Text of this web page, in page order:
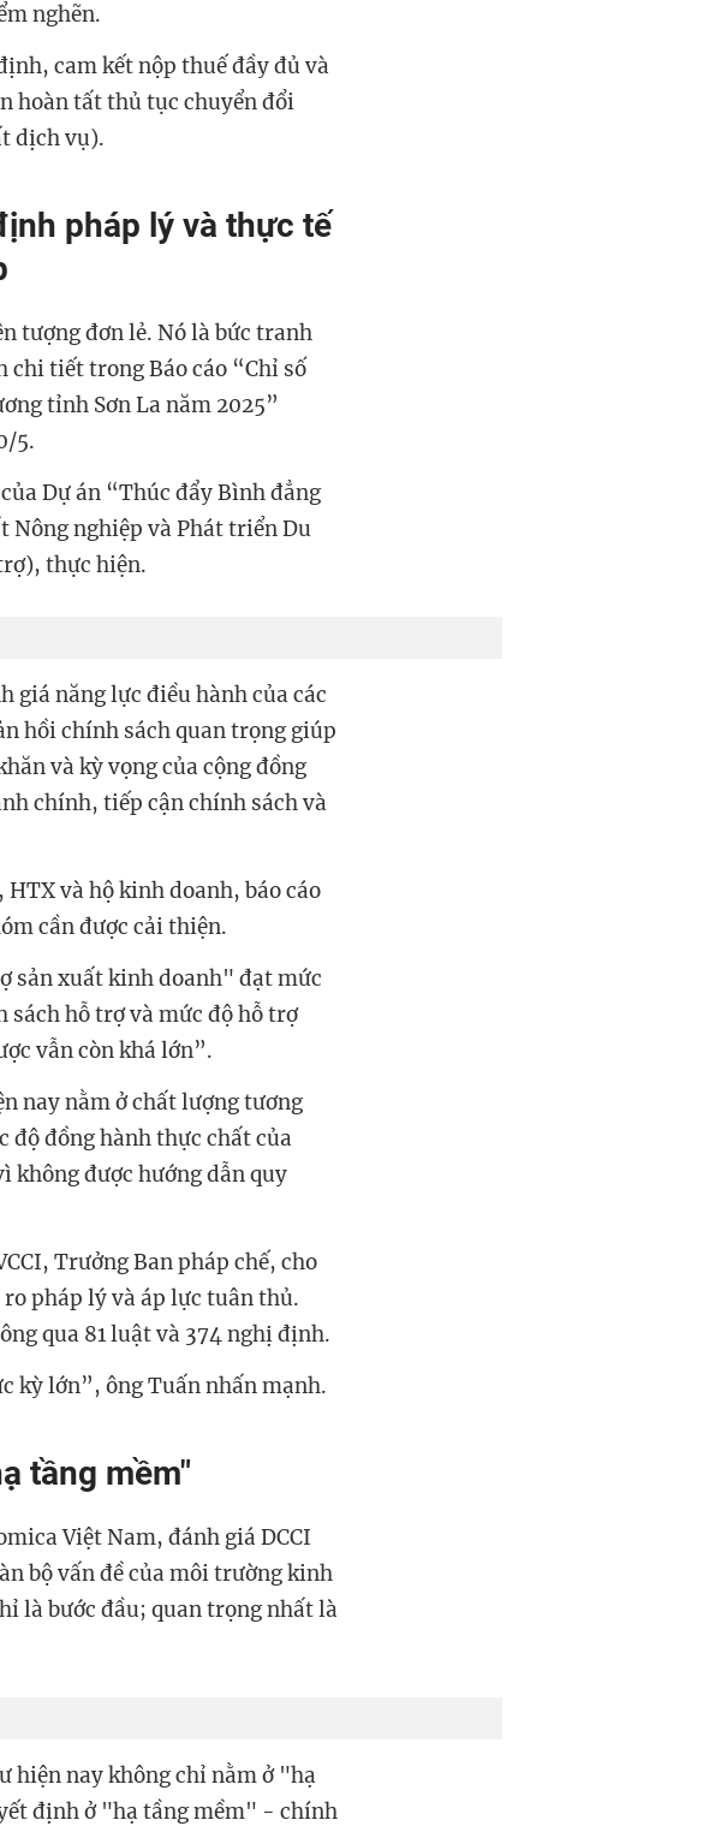
nghẽn.
cam kết nộp thuế đầy đủ và
hoàn tất thủ tục chuyển đổi
dịch vụ).
pháp lý và thực tế
tượng đơn lẻ. Nó là bức tranh
tiết trong Báo cáo “Chỉ số
tỉnh Sơn La năm 2025”
5.
Dự án “Thúc đẩy Bình đẳng
Nông nghiệp và Phát triển Du
thực hiện.
giá năng lực điều hành của các
hồi chính sách quan trọng giúp
và kỳ vọng của cộng đồng
chính, tiếp cận chính sách và
và hộ kinh doanh, báo cáo
cần được cải thiện.
sản xuất kinh doanh" đạt mức
sách hỗ trợ và mức độ hỗ trợ
vẫn còn khá lớn”.
nay nằm ở chất lượng tương
độ đồng hành thực chất của
không được hướng dẫn quy
Trưởng Ban pháp chế, cho
pháp lý và áp lực tuân thủ.
qua 81 luật và 374 nghị định.
kỳ lớn”, ông Tuấn nhấn mạnh.
tầng mềm"
Việt Nam, đánh giá DCCI
bộ vấn đề của môi trường kinh
là bước đầu; quan trọng nhất là
hiện nay không chỉ nằm ở "hạ
định ở "hạ tầng mềm" - chính